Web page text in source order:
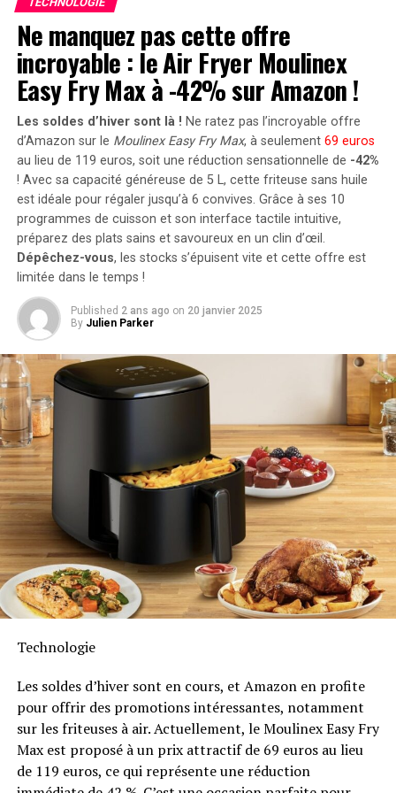
Magicians)
Top des chaînes de Layer 2 par valeur totale
verrouillée (TVL) (CoinGecko)
RELATED TOPICS:
CRYPTOMONNAIE
CRYPTOMONNAIES
ETHEREUM
MULTISIGS
ROLLUPS ROLLUPS DE STAGE 1
SCALABILITÉ
STAGE 1
VITALIK BUTERIN
UP NEXT
Le lancement tant attendu du token Bitcoin enveloppé
cbBTC sur Coinbase !
DON'T MISS
Le Téléchargement : Les Défenses Aériennes de
l’Ukraine et les Héros du Climat d’Aujourd’hui
peut être associé à deux régulateurs solaires MPPT. Cela
ouvre la possibilité d’ajouter jusqu’à 1200 watts
supplémentaires via des panneaux solaires additionnels,
portant ainsi la puissance totale à un impressionnant
2400 watts . Pour les utilisateurs nécessitant davantage
de stockage énergétique, il est possible d’intégrer
jusqu’à cinq batteries supplémentaires de 1,6
kilowattheure chacune, augmentant la capacité totale à
9,6 kilowattheures.
Intégration dans un Écosystème
Intelligent
Le Solarbank 2 AC s’intègre parfaitement dans un
écosystème énergétique intelligent grâce à sa
compatibilité avec le compteur Anker SOLIX Smart et
les prises intelligentes proposées par Anker. cette
fonctionnalité permet une gestion optimisée de la
consommation électrique tout en réduisant les pertes
énergétiques inutiles. De plus, Anker SOLIX prévoit
d’étendre cette compatibilité aux dispositifs Shelly.
Durabilité et Résistance aux
Intempéries
Anker SOLIX met également l’accent sur la longévité du
Solarbank 2 AC. Conçu pour supporter au moins6000
cycles de charge, cet appareil a une durée de vie
garantie fabricant décennale et possède une
intempéries tout en étant capable de fonctionner dans
des températures variant entre -20 °C et +55 °C.
Disponibilité et Offres
Ne manquez pas cette offre
incroyable : le Air Fryer Moulinex
Easy Fry Max à -42% sur Amazon !
Les soldes d’hiver sont là ! Ne ratez pas l’incroyable offre
d’Amazon sur le Moulinex Easy Fry Max, à seulement 69 euros
au lieu de 119 euros, soit une réduction sensationnelle de -42%
! Avec sa capacité généreuse de 5 L, cette friteuse sans huile
est idéale pour régaler jusqu’à 6 convives. Grâce à ses 10
programmes de cuisson et son interface tactile intuitive,
préparez des plats sains et savoureux en un clin d’œil.
Dépêchez-vous, les stocks s’épuisent vite et cette offre est
limitée dans le temps !
Published 2 ans ago on 20 janvier 2025
By Julien Parker
Technologie
Les soldes d’hiver sont en cours, et Amazon en profite
pour offrir des promotions intéressantes, notamment
sur les friteuses à air. Actuellement, le Moulinex Easy Fry
Max est proposé à un prix attractif de 69 euros au lieu
de 119 euros, ce qui représente une réduction